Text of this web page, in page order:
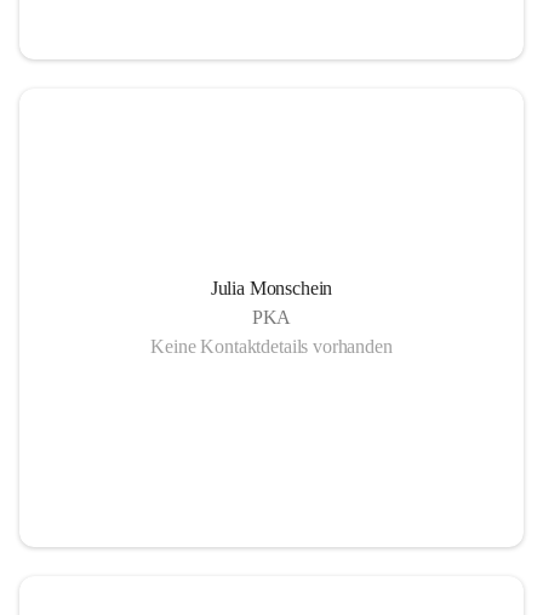
Julia Monschein
PKA
Keine Kontaktdetails vorhanden